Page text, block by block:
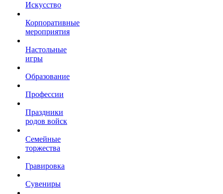
Искусство
Корпоративные
мероприятия
Настольные
игры
Образование
Профессии
Праздники
родов войск
Семейные
торжества
Гравировка
Сувениры